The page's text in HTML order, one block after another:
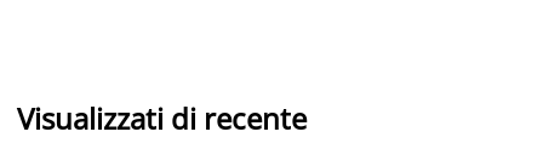
Visualizzati di recente